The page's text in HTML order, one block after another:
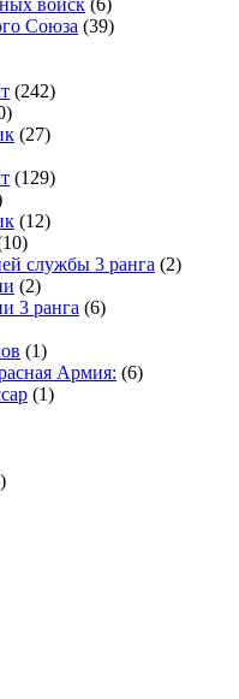
Союза (39)
(242)
(27)
(129)
(12)
службы 3 ранга (2)
(2)
3 ранга (6)
(1)
Армия: (6)
(1)